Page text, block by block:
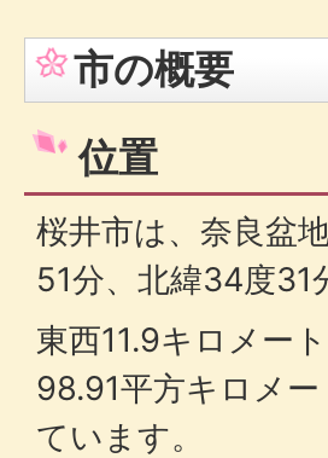
市の概要
位置
桜井市は、奈良盆
51分、北緯34度31
東西11.9キロメー
98.91平方キロメ
ています。